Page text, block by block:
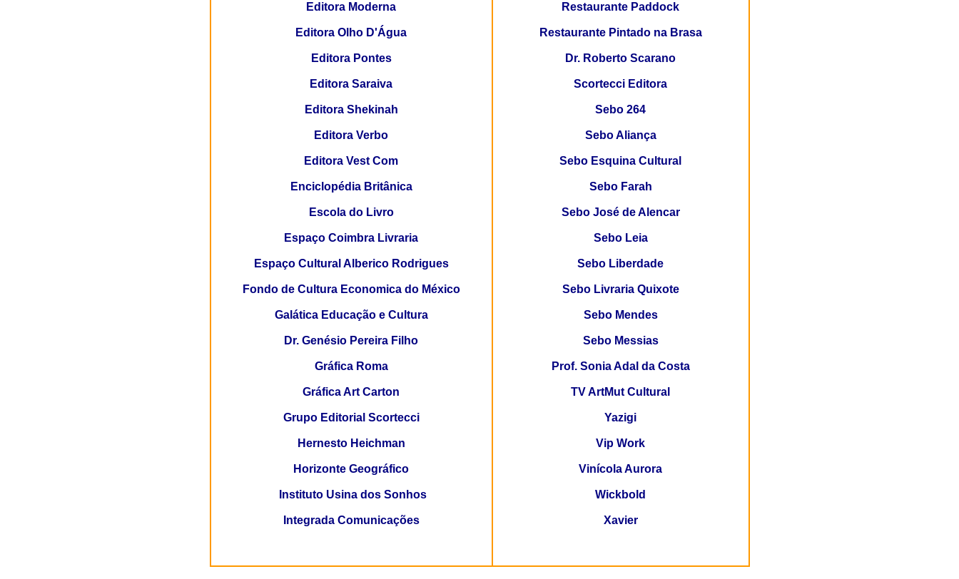
Editora Moderna
Editora Olho D'Água
Editora Pontes
Editora Saraiva
Editora Shekinah
Editora Verbo
Editora Vest Com
Enciclopédia Britânica
Escola do Livro
Espaço Coimbra Livraria
Espaço Cultural Alberico Rodrigues
Fondo de Cultura Economica do México
GaláticaEducação e Cultura
Dr. Genésio Pereira Filho
Gráfica Roma
GráficaArt Carton
Grupo Editorial Scortecci
Hernesto Heichman
Horizonte Geográfico
Instituto Usina dos Sonhos
Integrada Comunicações
Restaurante Paddock
Restaurante Pintado na Brasa
Dr. Roberto Scarano
Scortecci Editora
Sebo 264
Sebo Aliança
Sebo Esquina Cultural
Sebo Farah
Sebo José de Alencar
Sebo Leia
Sebo Liberdade
Sebo Livraria Quixote
Sebo Mendes
Sebo Messias
Prof. SoniaAdal da Costa
TV ArtMut Cultural
Yazigi
Vip Work
Vinícola Aurora
Wickbold
Xavier